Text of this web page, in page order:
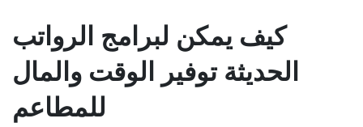
كيف يمكن لبرامج الرواتب
الحديثة توفير الوقت والمال
للمطاعم